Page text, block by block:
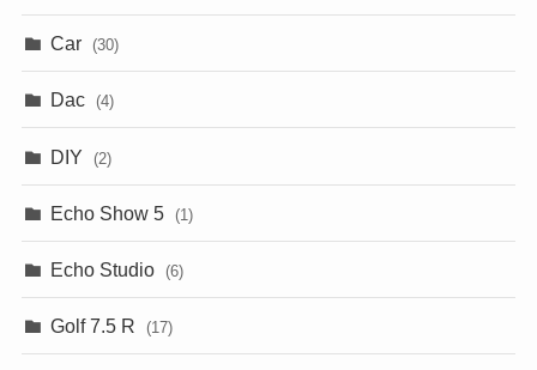
Car (30)
Dac (4)
DIY (2)
Echo Show 5 (1)
Echo Studio (6)
Golf 7.5 R (17)